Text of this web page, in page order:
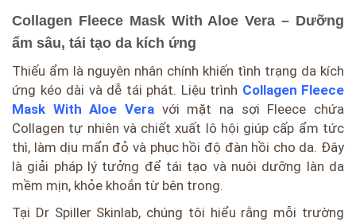
Collagen Fleece Mask With Aloe Vera – Dưỡng
ẩm sâu, tái tạo da kích ứng
Thiếu ẩm là nguyên nhân chính khiến tình trạng da kích
ứng kéo dài và dễ tái phát. Liệu trình Collagen Fleece
Mask With Aloe Vera với mặt nạ sợi Fleece chứa
Collagen tự nhiên và chiết xuất lô hội giúp cấp ẩm tức
thì, làm dịu mẩn đỏ và phục hồi độ đàn hồi cho da. Đây
là giải pháp lý tưởng để tái tạo và nuôi dưỡng làn da
mềm mịn, khỏe khoắn từ bên trong.
Tại Dr Spiller Skinlab, chúng tôi hiểu rằng mỗi trường